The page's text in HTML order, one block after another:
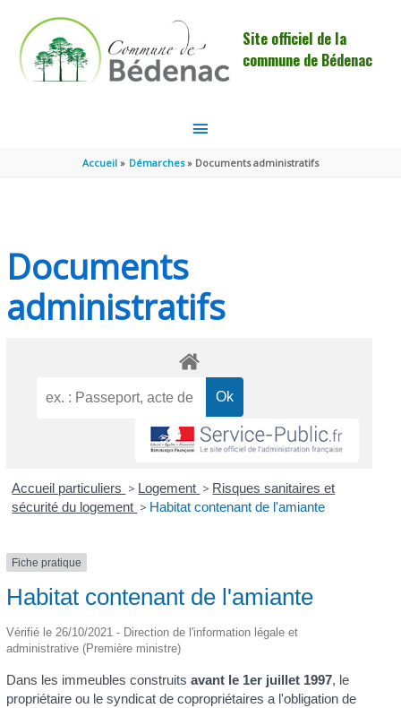
Site officiel de la
commune de Bédenac
MENU
PRINCIPAL
Accueil Démarches Documents administratifs
Documents
administratifs
Accueil particuliers > Logement > Risques sanitaires et
sécurité du logement > Habitat contenant de l'amiante
Fiche pratique
Habitat contenant de l'amiante
Vérifié le 26/10/2021 - Direction de l'information légale et
administrative (Première ministre)
Dans les immeubles construits avant le 1erjuillet 1997, le
propriétaire ou le syndicat de copropriétaires a l'obligation de